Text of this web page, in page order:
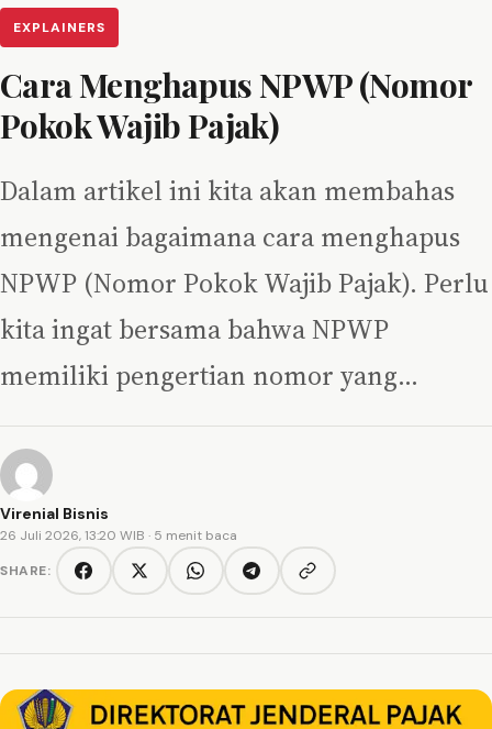
EXPLAINERS
Cara Menghapus NPWP (Nomor
Pokok Wajib Pajak)
Dalam artikel ini kita akan membahas
mengenai bagaimana cara menghapus
NPWP (Nomor Pokok Wajib Pajak). Perlu
kita ingat bersama bahwa NPWP
memiliki pengertian nomor yang…
Virenial Bisnis
26 Juli 2026, 13:20 WIB · 5 menit baca
SHARE:
FacebookTwitter/XWhatsAppTelegramCopy link